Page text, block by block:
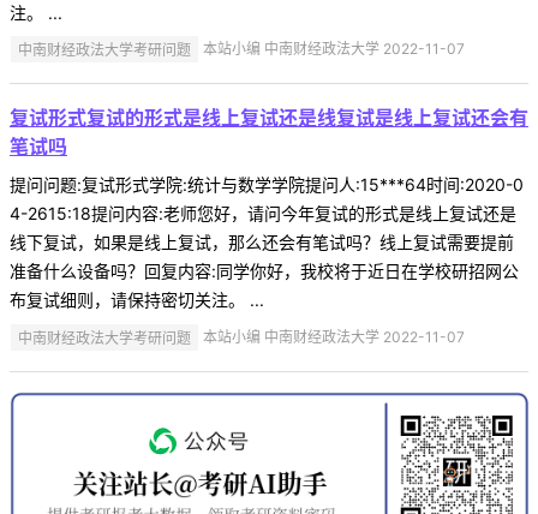
注。 ...
中南财经政法大学考研问题 本站小编 中南财经政法大学 2022-11-07
复试形式复试的形式是线上复试还是线复试是线上复试还会有
笔试吗
提问问题:复试形式学院:统计与数学学院提问人:15***64时间:2020-0
4-2615:18提问内容:老师您好，请问今年复试的形式是线上复试还是
线下复试，如果是线上复试，那么还会有笔试吗？线上复试需要提前
准备什么设备吗？回复内容:同学你好，我校将于近日在学校研招网公
布复试细则，请保持密切关注。 ...
中南财经政法大学考研问题 本站小编 中南财经政法大学 2022-11-07